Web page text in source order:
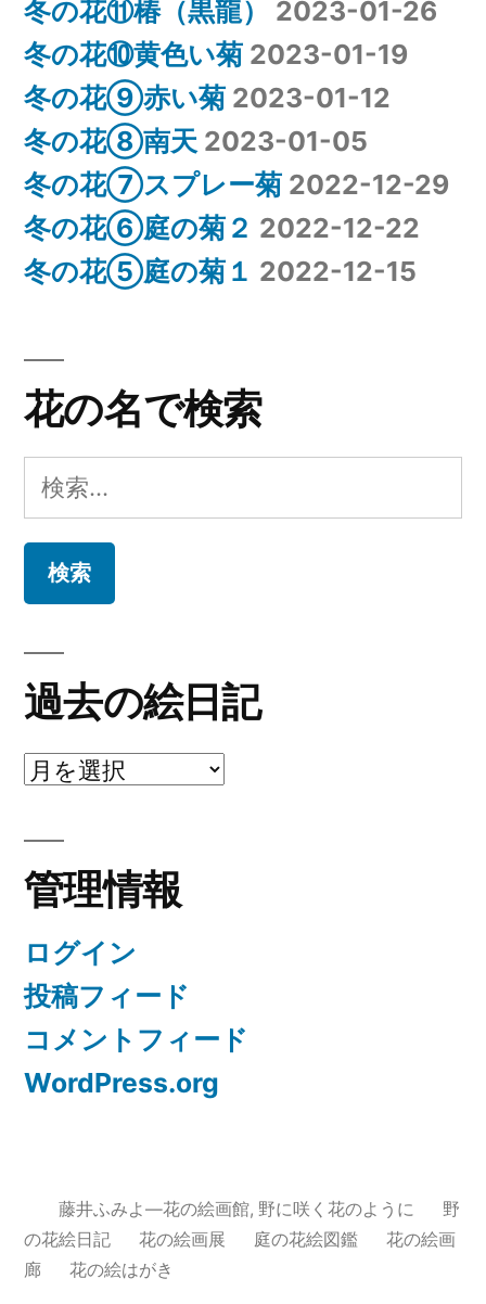
冬の花⑪椿（黒龍）
2023-01-26
冬の花⑩黄色い菊 2023-01-19
冬の花⑨赤い菊 2023-01-12
冬の花⑧南天 2023-01-05
冬の花⑦スプレー菊 2022-12-29
冬の花⑥庭の菊２ 2022-12-22
冬の花⑤庭の菊１ 2022-12-15
花の名で検索
検
索:
過去の絵日記
過
絵
日
記
管理情報
ログイン
投稿フィード
コメントフィード
WordPress.org
藤井ふみよ―花の絵画館, 野に咲く花のように
野
の花絵日記
花の絵画展 庭の花絵図鑑
花の絵画
廊
花の絵はがき